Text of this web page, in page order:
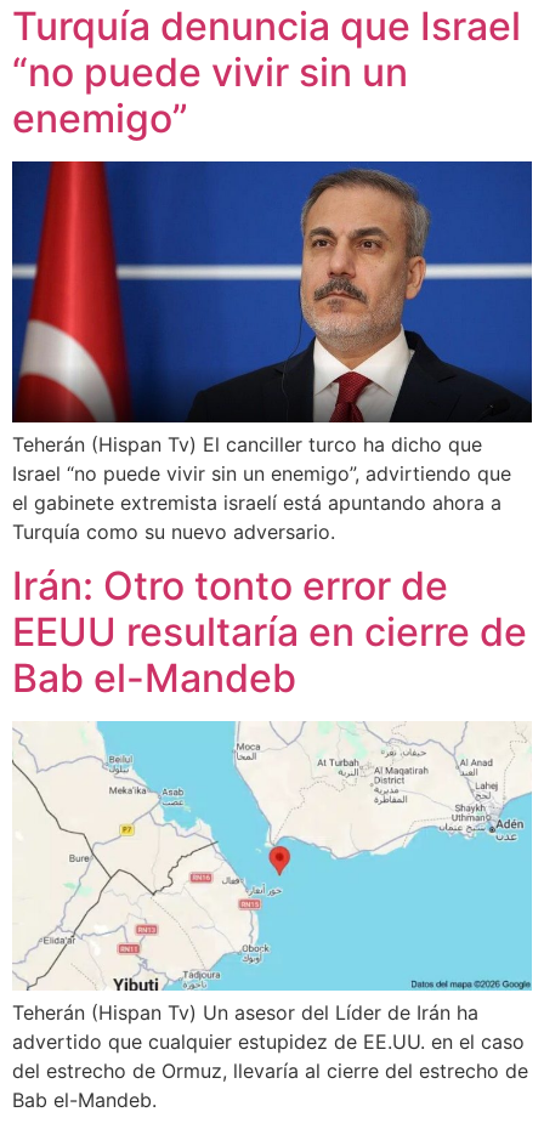
Turquía denuncia que Israel
“no puede vivir sin un
enemigo”
Teherán (Hispan Tv) El canciller turco ha dicho que
Israel “no puede vivir sin un enemigo”, advirtiendo que
el gabinete extremista israelí está apuntando ahora a
Turquía como su nuevo adversario.
Irán: Otro tonto error de
EEUU resultaría en cierre de
Bab el-Mandeb
Teherán (Hispan Tv) Un asesor del Líder de Irán ha
advertido que cualquier estupidez de EE.UU. en el caso
del estrecho de Ormuz, llevaría al cierre del estrecho de
Bab el-Mandeb.